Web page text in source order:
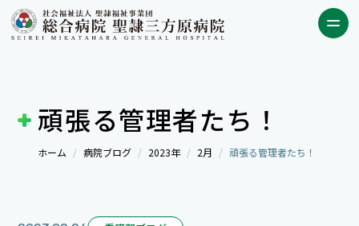
頑張る管理者たち！
ホーム 病院ブログ 2023年 2月 頑張る管理者たち！